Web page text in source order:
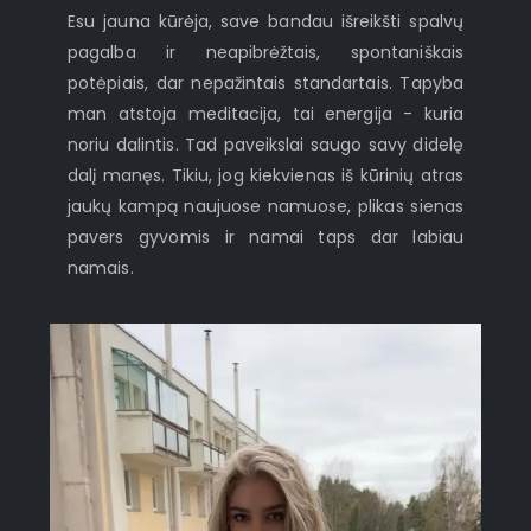
Esu jauna kūrėja, save bandau išreikšti spalvų
pagalba ir neapibrėžtais, spontaniškais
potėpiais, dar nepažintais standartais. Tapyba
man atstoja meditacija, tai energija - kuria
noriu dalintis. Tad paveikslai saugo savy didelę
dalį manęs. Tikiu, jog kiekvienas iš kūrinių atras
jaukų kampą naujuose namuose, plikas sienas
pavers gyvomis ir namai taps dar labiau
namais.